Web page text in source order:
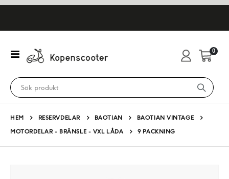
Växla
Nav
Cart
0
HEM RESERVDELAR BAOTIAN
BAOTIAN VINTAGE
MOTORDELAR - BRÄNSLE - VXL LÅDA
9 PACKNING